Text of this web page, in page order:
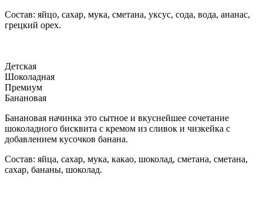
Состав: яйцо, сахар, мука, сметана, уксус, сода, вода, ананас,
грецкий орех.
Детская
Шоколадная
Премиум
Банановая
Банановая начинка это сытное и вкуснейшее сочетание
шоколадного бисквита с кремом из сливок и чизкейка с
добавлением кусочков банана.
Состав: яйца, сахар, мука, какао, шоколад, сметана, сметана,
сахар, бананы, шоколад.